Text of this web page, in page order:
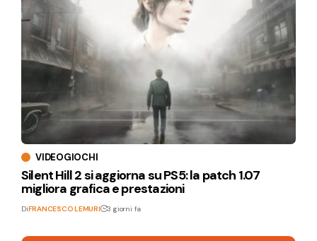
VIDEOGIOCHI
Silent Hill 2 si aggiorna su PS5: la patch 1.07
migliora grafica e prestazioni
DiFRANCESCO LEMURI 3 giorni fa